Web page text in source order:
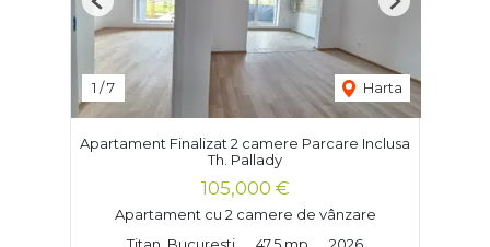
1 /7 Harta
Previous Next
Apartament Finalizat 2 camere Parcare Inclusa
Th. Pallady
105,000 €
Apartament cu 2 camere de vânzare